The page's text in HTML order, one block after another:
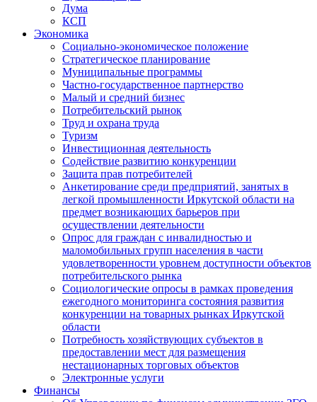
Дума
КСП
Экономика
Социально-экономическое положение
Стратегическое планирование
Муниципальные программы
Частно-государственное партнерство
Малый и средний бизнес
Потребительский рынок
Труд и охрана труда
Туризм
Инвестиционная деятельность
Содействие развитию конкуренции
Защита прав потребителей
Анкетирование среди предприятий, занятых в
легкой промышленности Иркутской области на
предмет возникающих барьеров при
осуществлении деятельности
Опрос для граждан с инвалидностью и
маломобильных групп населения в части
удовлетворенности уровнем доступности объектов
потребительского рынка
Социологические опросы в рамках проведения
ежегодного мониторинга состояния развития
конкуренции на товарных рынках Иркутской
области
Потребность хозяйствующих субъектов в
предоставлении мест для размещения
нестационарных торговых объектов
Электронные услуги
Финансы